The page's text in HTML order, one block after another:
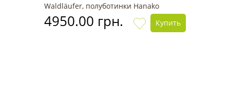
Waldläufer, полуботинки Hanako
4950.00 грн. Купить